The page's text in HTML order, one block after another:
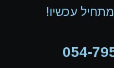
עכשיו!
054-